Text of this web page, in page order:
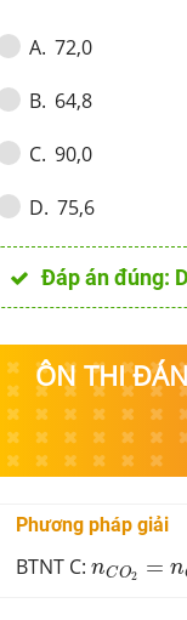
A. 72,0
B. 64,8
C. 90,0
D. 75,6
Đáp án đúng: D
ÔN THI
Phương pháp giải
BTNT C:nCO2 = n
n CO 2= n